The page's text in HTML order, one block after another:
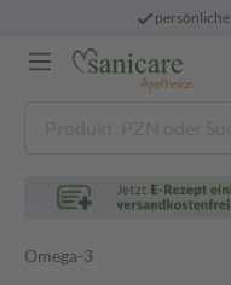
persönliche
Omega-3